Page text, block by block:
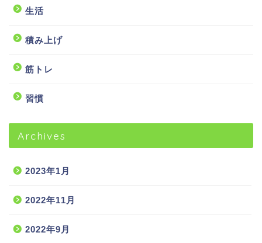
生活
積み上げ
筋トレ
習慣
Archives
2023年1月
2022年11月
2022年9月